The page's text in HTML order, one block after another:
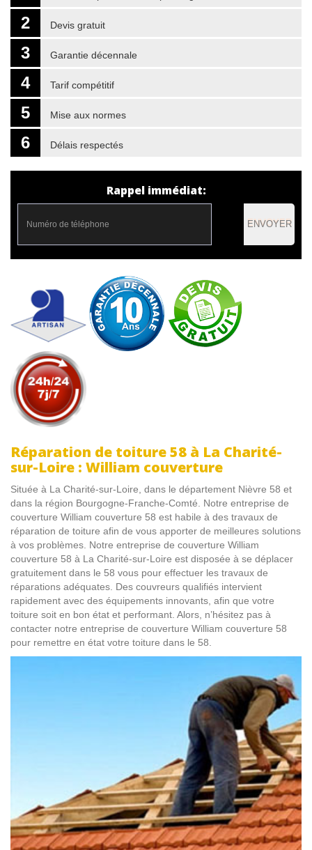
2 Devis gratuit
3 Garantie décennale
4 Tarif compétitif
5 Mise aux normes
6 Délais respectés
Rappel immédiat:
ENVOYER
Réparation de toiture 58 à La Charité-
sur-Loire : William couverture
Située à La Charité-sur-Loire, dans le département Nièvre 58 et
dans la région Bourgogne-Franche-Comté. Notre entreprise de
couverture William couverture 58 est habile à des travaux de
réparation de toiture afin de vous apporter de meilleures solutions
à vos problèmes. Notre entreprise de couverture William
couverture 58 à La Charité-sur-Loire est disposée à se déplacer
gratuitement dans le 58 vous pour effectuer les travaux de
réparations adéquates. Des couvreurs qualifiés intervient
rapidement avec des équipements innovants, afin que votre
toiture soit en bon état et performant. Alors, n’hésitez pas à
contacter notre entreprise de couverture William couverture 58
pour remettre en état votre toiture dans le 58.